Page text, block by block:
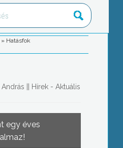
» Hatásfok
Hírek - Aktuális
egy éves